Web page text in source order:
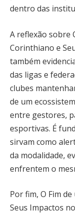
dentro das
A reflexão sobre
Corinthiano e
também
das ligas e
clubes
de um
entre gestores,
esportivas. É
sirvam como
da modalidade,
enfrentem o
Por fim, O Fim
Seus Impactos